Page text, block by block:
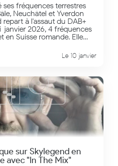
ses fréquences terrestres
Neuchâtel et Yverdon
à l'assaut du DAB+
janvier 2026, 4 fréquences
en Suisse romande. Elle
récents, mais aussi sur le
Près de 2 millions de
écouter Skylegend en
en Espagne, sur les MUX
Sebastian, Bilbao et
de la super
deux puissants
fréquences sont 88.0 et
réception DAB+ est
émetteur FM plus
actuel. Enfin, Saint
Basque français offre
87.8 FMLe DAB+ est
de qualité sonore, de
Le 10 janvier
sur Skylegend en
avec "In The Mix"